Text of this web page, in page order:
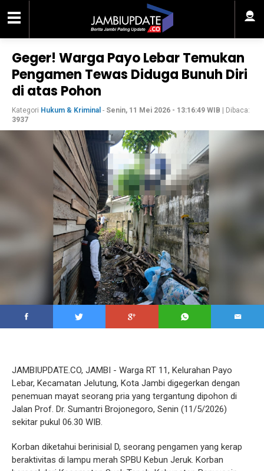
Geger! Warga Payo Lebar Temukan
Pengamen Tewas Diduga Bunuh Diri
di atas Pohon
Kategori Hukum & Kriminal - Senin, 11 Mei 2026 - 13:16:49 WIB | Dibaca:
3937
JAMBIUPDATE.CO, JAMBI - Warga RT 11, Kelurahan Payo
Lebar, Kecamatan Jelutung, Kota Jambi digegerkan dengan
penemuan mayat seorang pria yang tergantung dipohon di
Jalan Prof. Dr. Sumantri Brojonegoro, Senin (11/5/2026)
sekitar pukul 06.30 WIB.
Korban diketahui berinisial D, seorang pengamen yang kerap
beraktivitas di lampu merah SPBU Kebun Jeruk. Korban